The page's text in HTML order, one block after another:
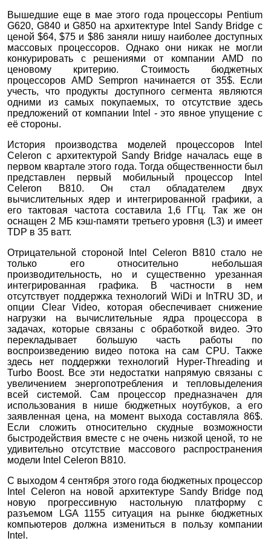
Вышедшие еще в мае этого года процессоры Pentium
G620, G840 и G850 на архитектуре Intel Sandy Bridge с
ценой $64, $75 и $86 заняли нишу наиболее доступных
массовых процессоров. Однако они никак не могли
конкурировать с решениями от компании AMD по
ценовому критерию. Стоимость бюджетных
процессоров AMD Sempron начинается от 35$. Если
учесть, что продукты доступного сегмента являются
одними из самых покупаемых, то отсутствие здесь
предложений от компании Intel - это явное упущение с
её стороны.
История производства моделей процессоров Intel
Celeron с архитектурой Sandy Bridge началась еще в
первом квартале этого года. Тогда общественности был
представлен первый мобильный процессор Intel
Celeron B810. Он стал обладателем двух
вычислительных ядер и интегрированной графики, а
его тактовая частота составила 1,6 ГГц. Так же он
оснащен 2 МБ кэш-памяти третьего уровня (L3) и имеет
TDP в 35 ватт.
Отрицательной стороной Intel Celeron B810 стало не
только его относительно небольшая
производительность, но и существенно урезанная
интегрированная графика. В частности в нем
отсутствует поддержка технологий WiDi и InTRU 3D, и
опции Clear Video, которая обеспечивает снижение
нагрузки на вычислительные ядра процессора в
задачах, которые связаны с обработкой видео. Это
перекладывает большую часть работы по
воспроизведению видео потока на сам CPU. Также
здесь нет поддержки технологий Hyper-Threading и
Turbo Boost. Все эти недостатки напрямую связаны с
увеличением энергопотребления и тепловыделения
всей системой. Сам процессор предназначен для
использования в нише бюджетных ноутбуков, а его
заявленная цена, на момент выхода составляла 86$.
Если сложить относительно скудные возможности
быстродействия вместе с не очень низкой ценой, то не
удивительно отсутствие массового распространения
модели Intel Celeron B810.
С выходом 4 сентября этого года бюджетных процессор
Intel Celeron на новой архитектуре Sandy Bridge под
новую прогрессивную настольную платформу c
разъемом LGA 1155 ситуация на рынке бюджетных
компьютеров должна измениться в пользу компании
Intel.